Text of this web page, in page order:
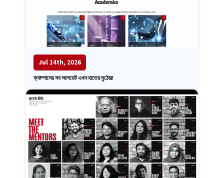
Jul 14th, 2026
ক্যাম্পাসের সব আপডেট এখন হাতের মুঠোয়!